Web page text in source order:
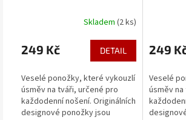
Skladem (2 ks)
249 Kč DETAIL
Veselé ponožky, které vykouzlí
úsměv na tváři, určené pro
každodenní nošení. Originálních
designové ponožky jsou
249
Veselé
úsměv